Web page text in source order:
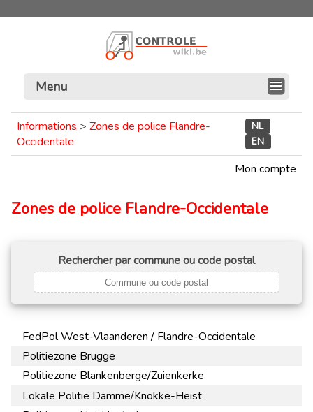
Menu
Informations > Zones de police Flandre-
Occidentale
NL
EN
Mon compte
Zones de police Flandre-Occidentale
Rechercher par commune ou code postal
FedPol West-Vlaanderen / Flandre-Occidentale
Politiezone Brugge
Politiezone Blankenberge/Zuienkerke
Lokale Politie Damme/Knokke-Heist